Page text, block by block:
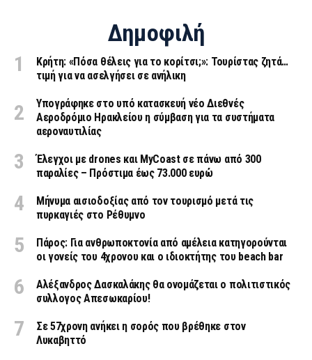
Δημοφιλή
Κρήτη: «Πόσα θέλεις για το κορίτσι;»: Τουρίστας ζητά…
τιμή για να ασελγήσει σε ανήλικη
Υπογράφηκε στο υπό κατασκευή νέο Διεθνές
Αεροδρόμιο Ηρακλείου η σύμβαση για τα συστήματα
αεροναυτιλίας
Έλεγχοι με drones και MyCoast σε πάνω από 300
παραλίες – Πρόστιμα έως 73.000 ευρώ
Μήνυμα αισιοδοξίας από τον τουρισμό μετά τις
πυρκαγιές στο Ρέθυμνο
Πάρος: Για ανθρωποκτονία από αμέλεια κατηγορούνται
οι γονείς του 4χρονου και ο ιδιοκτήτης του beach bar
Αλέξανδρος Δασκαλάκης θα ονομάζεται ο πολιτιστικός
συλλογος Απεσωκαρίου!
Σε 57χρονη ανήκει η σορός που βρέθηκε στον
Λυκαβηττό